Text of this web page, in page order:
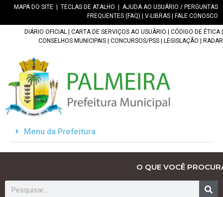
MAPA DO SITE TECLAS DE ATALHO
AJUDA AO USUÁRIO / PERGUNTAS
FREQUENTES (FAQ)
V-LIBRAS FALE CONOSCO
DIÁRIO OFICIAL CARTA DE SERVIÇOS AO USUÁRIO CÓDIGO DE ÉTICA|
CONSELHOS MUNICIPAIS
CONCURSOS/PSS LEGISLAÇÃO RADAR
Menu da Prefeitura
O QUE VOCÊ